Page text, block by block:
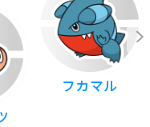
フカマル